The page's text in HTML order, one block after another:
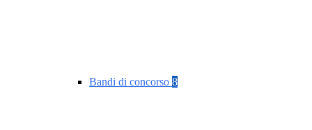
Bandi di concorso 8